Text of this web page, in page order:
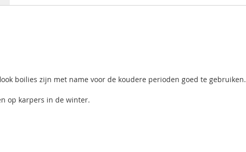
boilies zijn met name voor de koudere perioden goed te gebruiken.
op karpers in de winter.